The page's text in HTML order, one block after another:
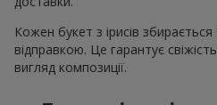
Кожен букет з ірисів
відправкою. Це гарантує
вигляд композиції.